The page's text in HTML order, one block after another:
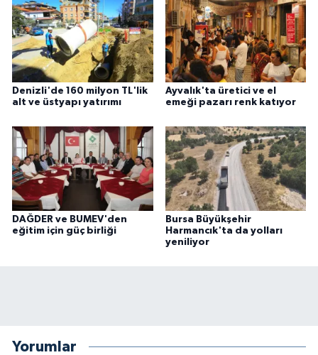
Denizli'de 160 milyon TL'lik
alt ve üstyapı yatırımı
Ayvalık'ta üretici ve el
emeği pazarı renk katıyor
DAĞDER ve BUMEV'den
eğitim için güç birliği
Bursa Büyükşehir
Harmancık'ta da yolları
yeniliyor
Yorumlar